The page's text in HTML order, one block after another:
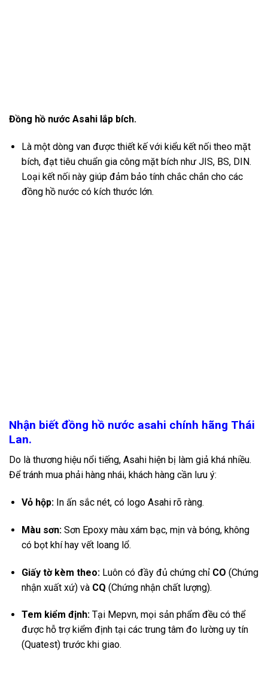
Đồng hồ nước Asahi lắp bích.
Là một dòng van được thiết kế với kiểu kết nối theo mặt
bích, đạt tiêu chuẩn gia công mặt bích như JIS, BS, DIN.
Loại kết nối này giúp đảm bảo tính chắc chắn cho các
đồng hồ nước có kích thước lớn.
Nhận biết đồng hồ nước asahi chính hãng Thái
Lan.
Do là thương hiệu nổi tiếng, Asahi hiện bị làm giả khá nhiều.
Để tránh mua phải hàng nhái, khách hàng cần lưu ý:
Vỏ hộp:In ấn sắc nét, có logo Asahi rõ ràng.
Màu sơn:Sơn Epoxy màu xám bạc, mịn và bóng, không
có bọt khí hay vết loang lổ.
Giấy tờ kèm theo:Luôn có đầy đủ chứng chỉ CO (Chứng
nhận xuất xứ) và CQ (Chứng nhận chất lượng).
Tem kiểm định:Tại Mepvn, mọi sản phẩm đều có thể
được hỗ trợ kiểm định tại các trung tâm đo lường uy tín
(Quatest) trước khi giao.